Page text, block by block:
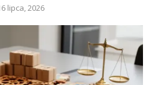
lipca, 2026